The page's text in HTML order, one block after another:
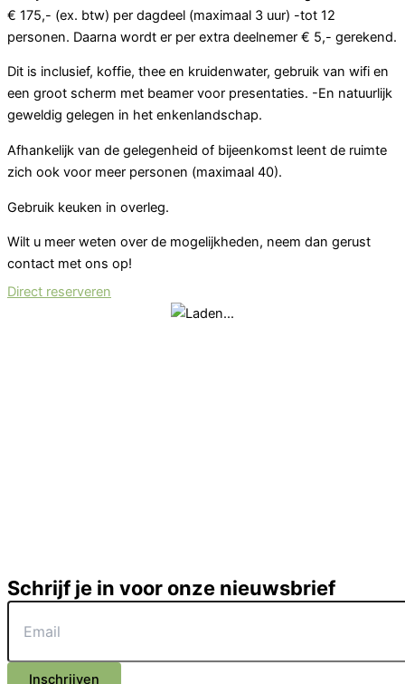
€ 175,- (ex. btw) per dagdeel (maximaal 3 uur) -tot 12
personen. Daarna wordt er per extra deelnemer € 5,- gerekend.
Dit is inclusief, koffie, thee en kruidenwater, gebruik van wifi en
een groot scherm met beamer voor presentaties. -En natuurlijk
geweldig gelegen in het enkenlandschap.
Afhankelijk van de gelegenheid of bijeenkomst leent de ruimte
zich ook voor meer personen (maximaal 40).
Gebruik keuken in overleg.
Wilt u meer weten over de mogelijkheden, neem dan gerust
contact met ons op!
Direct reserveren
Schrijf je in voor onze nieuwsbrief
Inschrijven